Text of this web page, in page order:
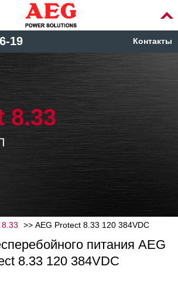
19 Контакты
8.33
8.33 AEG Protect 8.33 120 384VDC
питания AEG
8.33 120 384VDC